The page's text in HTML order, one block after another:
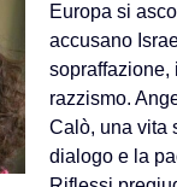
Europa si
accusano
sopraffazione,
razzismo.
Calò, una vita
dialogo e la